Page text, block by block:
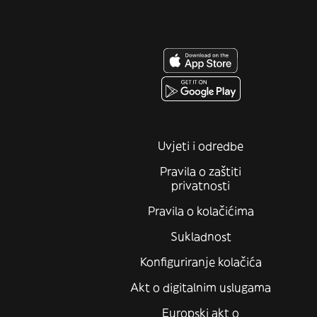
Uvjeti i odredbe
Pravila o zaštiti
privatnosti
Pravila o kolačićima
Sukladnost
Konfiguriranje kolačića
Akt o digitalnim uslugama
Europski akt o